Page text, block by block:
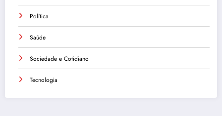
Política
Saúde
Sociedade e Cotidiano
Tecnologia